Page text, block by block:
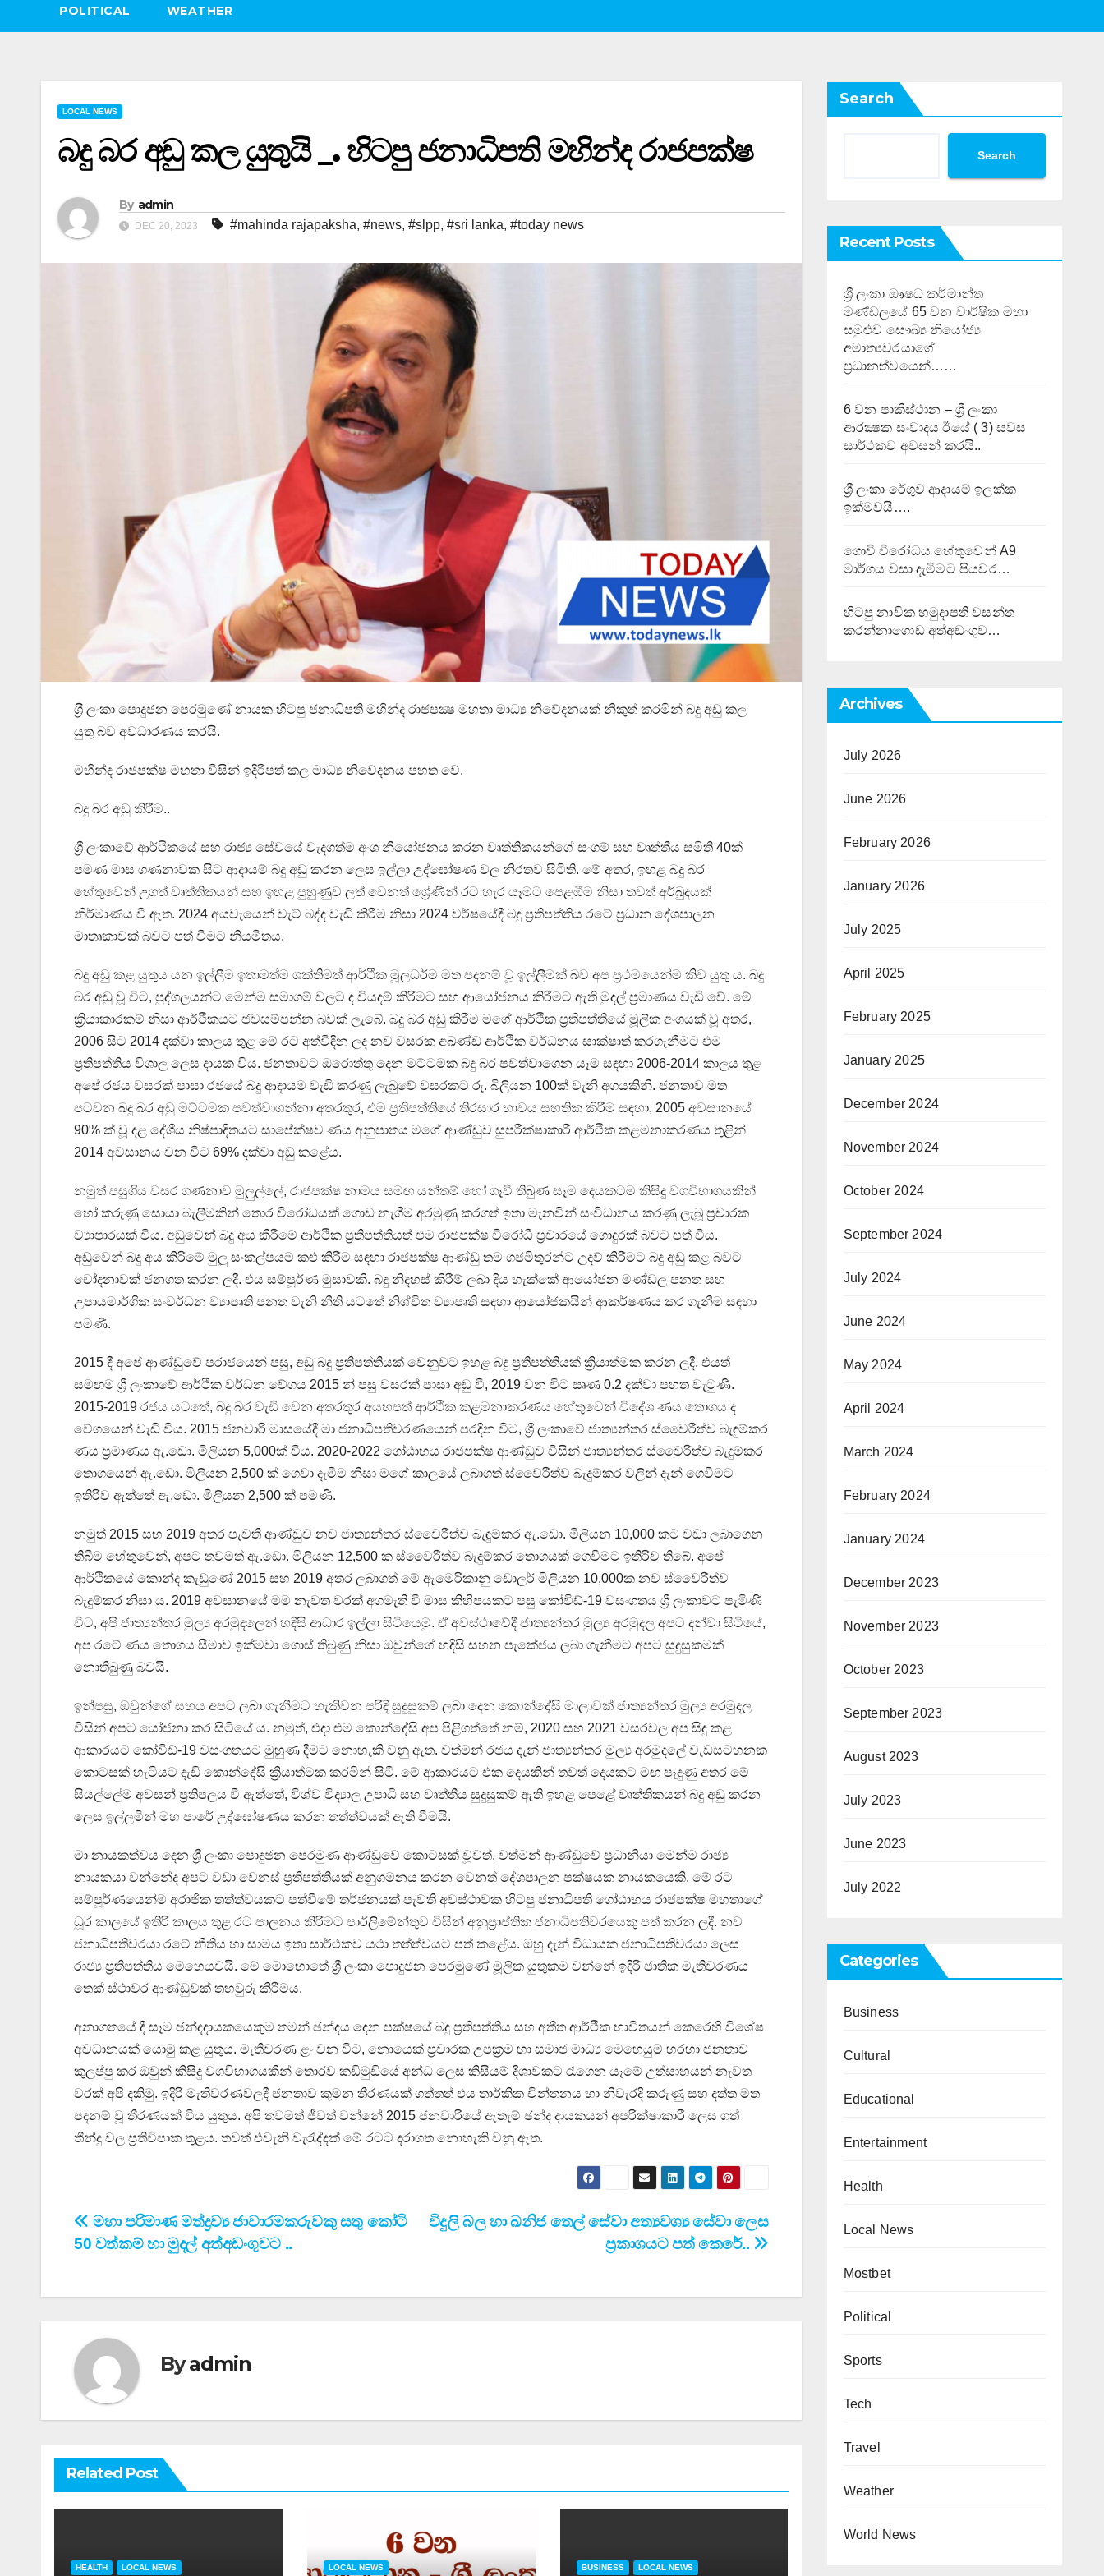
POLITICAL WEATHER
LOCAL NEWS
බදු බර අඩු කල යුතුයි _. හිටපු ජනාධිපති මහින්ද රාජපක්ෂ
By admin
DEC 20, 2023 #mahinda rajapaksha, #news, #slpp, #sri lanka, #today news
ශ‍්‍රී ලංකා පොදුජන පෙරමුණේ නායක හිටපු ජනාධිපති මහින්ද රාජපක්‍ෂ මහතා මාධ්‍ය නිවේදනයක් නිකුත් කරමින් බදු අඩු කල
යුතු බව අවධාරණය කරයි.
මහින්ද රාජපක්ෂ මහතා විසින් ඉදිරිපත් කල මාධ්‍ය නිවේදනය පහත වේ.
බදු බර අඩු කිරීම..
ශ්‍රී ලංකාවේ ආර්ථිකයේ සහ රාජ්‍ය සේවයේ වැදගත්ම අංශ නියෝජනය කරන වෘත්තිකයන්ගේ සංගම් සහ වෘත්තීය සමිති 40ක්
පමණ මාස ගණනාවක සිට ආදායම් බදු අඩු කරන ලෙස ඉල්ලා උද්ඝෝෂණ වල නිරතව සිටිති. මේ අතර, ඉහළ බදු බර
හේතුවෙන් උගත් වෘත්තිකයන් සහ ඉහළ පුහුණුව ලත් වෙනත් ශ්‍රේණින් රට හැර යෑමට පෙළඹීම නිසා තවත් අර්බුදයක්
නිර්මාණය වී ඇත. 2024 අයවැයෙන් වැට් බද්ද වැඩි කිරීම නිසා 2024 වර්ෂයේදී බදු ප්‍රතිපත්තිය රටේ ප්‍රධාන දේශපාලන
මාතෘකාවක් බවට පත් වීමට නියමිතය.
බදු අඩු කළ යුතුය යන ඉල්ලීම ඉතාමත්ම ශක්තිමත් ආර්ථික මූලධර්ම මත පදනම් වූ ඉල්ලීමක් බව අප ප්‍රථමයෙන්ම කිව යුතු ය. බදු
බර අඩු වූ විට, පුද්ගලයන්ට මෙන්ම සමාගම් වලට ද වියදම් කිරීමට සහ ආයෝජනය කිරීමට ඇති මුදල් ප්‍රමාණය වැඩි වේ. මේ
ක්‍රියාකාරකම් නිසා ආර්ථිකයට ජවසම්පන්න බවක් ලැබේ. බදු බර අඩු කිරීම මගේ ආර්ථික ප්‍රතිපත්තියේ මූලික අංගයක් වූ අතර,
2006 සිට 2014 දක්වා කාලය තුළ මේ රට අත්විඳින ලද නව වසරක අඛණ්ඩ ආර්ථික වර්ධනය සාක්ෂාත් කරගැනීමට එම
ප්‍රතිපත්තිය විශාල ලෙස දායක විය. ජනතාවට ඔරොත්තු දෙන මට්ටමක බදු බර පවත්වාගෙන යෑම සඳහා 2006-2014 කාලය තුළ
අපේ රජය වසරක් පාසා රජයේ බදු ආදායම වැඩි කරණු ලැබුවේ වසරකට රු. බිලියන 100ක් වැනි අගයකිනි. ජනතාව මත
පටවන බදු බර අඩු මට්ටමක පවත්වාගන්නා අතරතුර, එම ප්‍රතිපත්තියේ තිරසාර භාවය සහතික කිරීම සඳහා, 2005 අවසානයේ
90% ක් වූ දළ දේශීය නිෂ්පාදිතයට සාපේක්ෂව ණය අනුපාතය මගේ ආණ්ඩුව සුපරීක්ෂාකාරී ආර්ථික කළමනාකරණය තුළින්
2014 අවසානය වන විට 69% දක්වා අඩු කළේය.
නමුත් පසුගිය වසර ගණනාව මුලුල්ලේ, රාජපක්ෂ නාමය සමඟ යන්තම් හෝ ගෑවී තිබුණ සෑම දෙයකටම කිසිදු වගවිභාගයකින්
හෝ කරුණු සොයා බැලීමකින් තොර විරෝධයක් ගොඩ නැගීම අරමුණු කරගත් ඉතා මැනවින් සංවිධානය කරණු ලැබූ ප්‍රචාරක
ව්‍යාපාරයක් විය. අඩුවෙන් බදු අය කිරීමේ ආර්ථික ප්‍රතිපත්තියත් එම රාජපක්ෂ විරෝධී ප්‍රචාරයේ ගොදුරක් බවට පත් විය.
අඩුවෙන් බදු අය කිරීමේ මුලු සංකල්පයම කළු කිරීම සඳහා රාජපක්ෂ ආණ්ඩු තම ගජමිතුරන්ට උදව් කිරීමට බදු අඩු කළ බවට
චෝදනාවක් ජනගත කරන ලදී. එය සම්පූර්ණ මුසාවකි. බදු නිදහස් කිරීම් ලබා දිය හැක්කේ ආයෝජන මණ්ඩල පනත සහ
උපායමාර්ගික සංවර්ධන ව්‍යාපෘති පනත වැනි නීති යටතේ නිශ්චිත ව්‍යාපෘති සඳහා ආයෝජකයින් ආකර්ෂණය කර ගැනීම සඳහා
පමණි.
2015 දී අපේ ආණ්ඩුවේ පරාජයෙන් පසු, අඩු බදු ප්‍රතිපත්තියක් වෙනුවට ඉහළ බදු ප්‍රතිපත්තියක් ක්‍රියාත්මක කරන ලදී. එයත්
සමඟම ශ්‍රී ලංකාවේ ආර්ථික වර්ධන වේගය 2015 න් පසු වසරක් පාසා අඩු වී, 2019 වන විට ඍණ 0.2 දක්වා පහත වැටුණි.
2015-2019 රජය යටතේ, බදු බර වැඩි වෙන අතරතුර අයහපත් ආර්ථික කළමනාකරණය හේතුවෙන් විදේශ ණය තොගය ද
වේගයෙන් වැඩි විය. 2015 ජනවාරි මාසයේදී මා ජනාධිපතිවරණයෙන් පරදින විට, ශ්‍රී ලංකාවේ ජාත්‍යන්තර ස්වෛරීත්ව බැඳුම්කර
ණය ප්‍රමාණය ඇ.ඩො. මිලියන 5,000ක් විය. 2020-2022 ගෝඨාභය රාජපක්ෂ ආණ්ඩුව විසින් ජාත්‍යන්තර ස්වෛරීත්ව බැදුම්කර
තොගයෙන් ඇ.ඩො. මිලියන 2,500 ක් ගෙවා දැමීම නිසා මගේ කාලයේ ලබාගත් ස්වෛරීත්ව බැදුම්කර වලින් දැන් ගෙවීමට
ඉතිරිව ඇත්තේ ඇ.ඩො. මිලියන 2,500 ක් පමණි.
නමුත් 2015 සහ 2019 අතර පැවති ආණ්ඩුව නව ජාත්‍යන්තර ස්වෛරීත්ව බැඳුම්කර ඇ.ඩො. මිලියන 10,000 කට වඩා ලබාගෙන
තිබීම හේතුවෙන්, අපට තවමත් ඇ.ඩො. මිලියන 12,500 ක ස්වෛරීත්ව බැදුම්කර තොගයක් ගෙවීමට ඉතිරිව තිබේ. අපේ
ආර්ථිකයේ කොන්ද කැඩුණේ 2015 සහ 2019 අතර ලබාගත් මේ ඇමෙරිකානු ඩොලර් මිලියන 10,000ක නව ස්වෛරීත්ව
බැදුම්කර නිසා ය. 2019 අවසානයේ මම නැවත වරක් අගමැති වී මාස කිහිපයකට පසු කෝවිඩ්-19 වසංගතය ශ්‍රී ලංකාවට පැමිණි
විට, අපි ජාත්‍යන්තර මුල්‍ය අරමුදලෙන් හදිසි ආධාර ඉල්ලා සිටියෙමු. ඒ අවස්ථාවේදී ජාත්‍යන්තර මුල්‍ය අරමුදල අපට දන්වා සිටියේ,
අප රටේ ණය තොගය සීමාව ඉක්මවා ගොස් තිබුණු නිසා ඔවුන්ගේ හදිසි සහන පැකේජය ලබා ගැනීමට අපට සුදුසුකමක්
නොතිබුණු බවයි.
ඉන්පසු, ඔවුන්ගේ සහය අපට ලබා ගැනීමට හැකිවන පරිදි සුදුසුකම් ලබා දෙන කොන්දේසි මාලාවක් ජාත්‍යන්තර මුල්‍ය අරමුදල
විසින් අපට යෝජනා කර සිටියේ ය. නමුත්, එදා එම කොන්දේසි අප පිළිගත්තේ නම්, 2020 සහ 2021 වසරවල අප සිදු කළ
ආකාරයට කෝවිඩ්-19 වසංගතයට මුහුණ දීමට නොහැකි වනු ඇත. වත්මන් රජය දැන් ජාත්‍යන්තර මුල්‍ය අරමුදලේ වැඩසටහනක
කොටසක් හැටියට දැඩි කොන්දේසි ක්‍රියාත්මක කරමින් සිටී. මේ ආකාරයට එක දෙයකින් තවත් දෙයකට මඟ පෑදුණු අතර මේ
සියල්ලේම අවසන් ප්‍රතිපලය වී ඇත්තේ, විශ්ව විද්‍යාල උපාධි සහ වෘත්තීය සුදුසුකම් ඇති ඉහළ පෙළේ වෘත්තිකයන් බදු අඩු කරන
ලෙස ඉල්ලමින් මහ පාරේ උද්ඝෝෂණය කරන තත්ත්වයක් ඇති වීමයි.
මා නායකත්වය දෙන ශ්‍රී ලංකා පොදුජන පෙරමුණ ආණ්ඩුවේ කොටසක් වූවත්, වත්මන් ආණ්ඩුවේ ප්‍රධානියා මෙන්ම රාජ්‍ය
නායකයා වන්නේද අපට වඩා වෙනස් ප්‍රතිපත්තියක් අනුගමනය කරන වෙනත් දේශපාලන පක්ෂයක නායකයෙකි. මේ රට
සම්පූර්ණයෙන්ම අරාජික තත්ත්වයකට පත්වීමේ තර්ජනයක් පැවති අවස්ථාවක හිටපු ජනාධිපති ගෝඨාභය රාජපක්ෂ මහතාගේ
ධූර කාලයේ ඉතිරි කාලය තුළ රට පාලනය කිරීමට පාර්ලිමේන්තුව විසින් අනුප්‍රාප්තික ජනාධිපතිවරයෙකු පත් කරන ලදී. නව
ජනාධිපතිවරයා රටේ නීතිය හා සාමය ඉතා සාර්ථකව යථා තත්ත්වයට පත් කළේය. ඔහු දැන් විධායක ජනාධිපතිවරයා ලෙස
රාජ්‍ය ප්‍රතිපත්තිය මෙහෙයවයි. මේ මොහොතේ ශ්‍රී ලංකා පොදුජන පෙරමුණේ මූලික යුතුකම වන්නේ ඉදිරි ජාතික මැතිවරණය
තෙක් ස්ථාවර ආණ්ඩුවක් තහවුරු කිරීමය.
අනාගතයේ දී සෑම ඡන්දදායකයෙකුම තමන් ඡන්දය දෙන පක්ෂයේ බදු ප්‍රතිපත්තිය සහ අතීත ආර්ථික භාවිතයන් කෙරෙහි විශේෂ
අවධානයක් යොමු කළ යුතුය. මැතිවරණ ළං වන විට, නොයෙක් ප්‍රචාරක උපක්‍රම හා සමාජ මාධ්‍ය මෙහෙයුම් හරහා ජනතාව
කුලප්පු කර ඔවුන් කිසිදු වගවිභාගයකින් තොරව කඩිමුඩියේ අන්ධ ලෙස කිසියම් දිශාවකට රැගෙන යෑමේ උත්සාහයන් නැවත
වරක් අපි දකිමු. ඉදිරි මැතිවරණවලදී ජනතාව කුමන තීරණයක් ගත්තත් එය තාර්කික චින්තනය හා නිවැරදි කරුණු සහ දත්ත මත
පදනම් වූ තීරණයක් විය යුතුය. අපි තවමත් ජීවත් වන්නේ 2015 ජනවාරියේ ඇතැම් ඡන්ද දායකයන් අපරික්ෂාකාරී ලෙස ගත්
තීන්දු වල ප්‍රතිවිපාක තුළය. තවත් එවැනි වැරැද්දක් මේ රටට දරාගත නොහැකි වනු ඇත.
Post
navigation
විදුලි බල හා ඛනිජ තෙල් සේවා අත්‍යවශ්‍ය සේවා ලෙස
ප්‍රකාශයට පත් කෙරේ..
මහා පරිමාණ මත්ද්‍රව්‍ය ජාවාරමකරුවකු සතු කෝටි
50 වත්කම් හා මුදල් අත්අඩංගුවට ..
Byadmin
Related Post
HEALTH LOCAL NEWS LOCAL NEWS BUSINESS LOCAL NEWS
Search
Search
Recent Posts
ශ්‍රී ලංකා ඖෂධ කර්මාන්ත
මණ්ඩලයේ 65 වන වාර්ෂික මහා
සමුළුව සෞඛ්‍ය නියෝජ්‍ය
අමාත්‍යවරයාගේ
ප්‍රධානත්වයෙන්……
6 වන පාකිස්ථාන – ශ්‍රී ලංකා
ආරක්‍ෂක සංවාදය ඊයේ ( 3) සවස
සාර්ථකව අවසන් කරයි..
ශ්‍රී ලංකා රේගුව ආදායම් ඉලක්ක
ඉක්මවයි….
ගොවි විරෝධය හේතුවෙන් A9
මාර්ගය වසා දැමිමට පියවර…
හිටපු නාවික හමුදාපති වසන්ත
කරන්නාගොඩ අත්අඩංගුව…
Archives
July 2026
June 2026
February 2026
January 2026
July 2025
April 2025
February 2025
January 2025
December 2024
November 2024
October 2024
September 2024
July 2024
June 2024
May 2024
April 2024
March 2024
February 2024
January 2024
December 2023
November 2023
October 2023
September 2023
August 2023
July 2023
June 2023
July 2022
Categories
Business
Cultural
Educational
Entertainment
Health
Local News
Mostbet
Political
Sports
Tech
Travel
Weather
World News